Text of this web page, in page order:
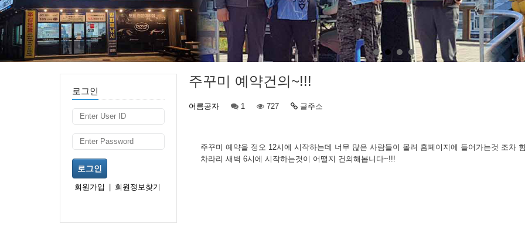
로그인
로그인
회원가입 회원정보찾기
주꾸미 예약건의~!!!
어름공자 1 727 글주소
주꾸미 예약을 정오 12시에 시작하는데 너무 많은 사람들이 몰려 홈페이지에 들어가는것 조차
차라리 새벽 6시에 시작하는것이 어떨지 건의해봅니다~!!!